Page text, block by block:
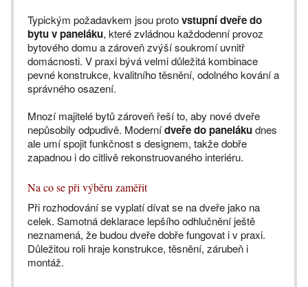
Typickým požadavkem jsou protovstupní dveře do
bytu v paneláku, které zvládnou každodenní provoz
bytového domu a zároveň zvýší soukromí uvnitř
domácnosti. V praxi bývá velmi důležitá kombinace
pevné konstrukce, kvalitního těsnění, odolného kování a
správného osazení.
Mnozí majitelé bytů zároveň řeší to, aby nové dveře
nepůsobily odpudivě. Modernídveře do panelákudnes
ale umí spojit funkčnost s designem, takže dobře
zapadnou i do citlivě rekonstruovaného interiéru.
Na co se při výběru zaměřit
Při rozhodování se vyplatí dívat se na dveře jako na
celek. Samotná deklarace lepšího odhlučnění ještě
neznamená, že budou dveře dobře fungovat i v praxi.
Důležitou roli hraje konstrukce, těsnění, zárubeň i
montáž.